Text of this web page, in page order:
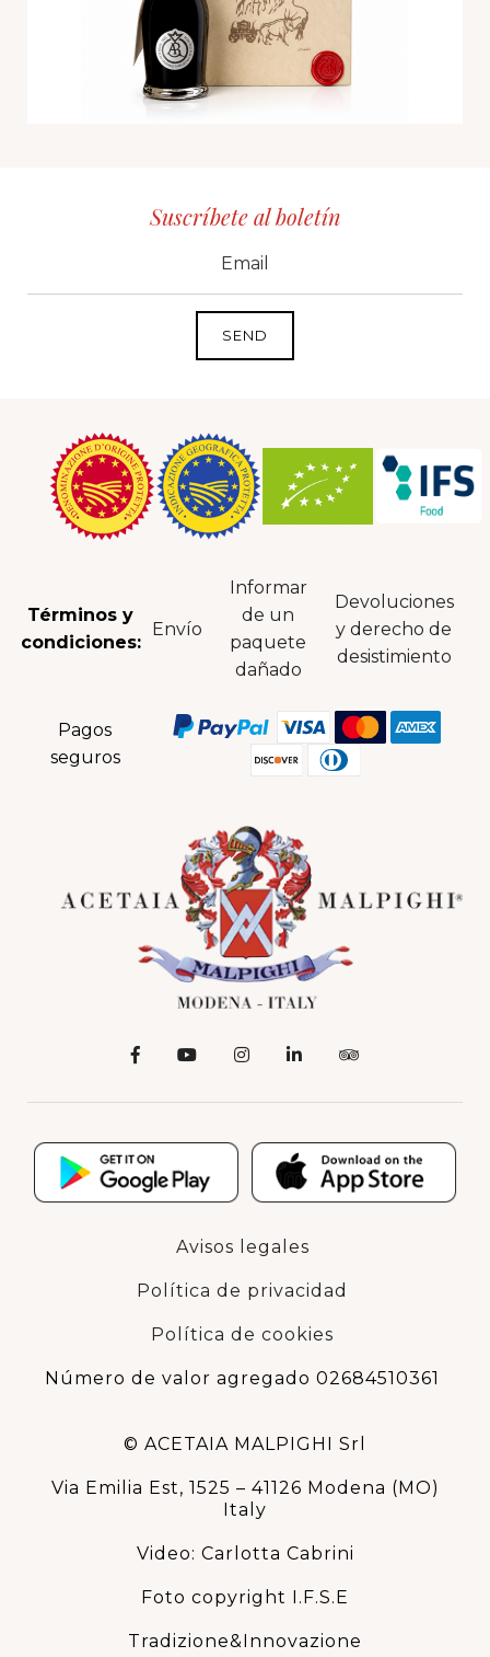
Suscríbete al boletín
Términos y
condiciones:
Envío
Informar
de un
paquete
dañado
Devoluciones
y derecho de
desistimiento
Pagos
seguros
Avisos legales
Política de privacidad
Política de cookies
Número de valor agregado 02684510361
© ACETAIA MALPIGHI Srl
Via Emilia Est, 1525 – 41126 Modena (MO)
Italy
Video: Carlotta Cabrini
Foto copyright I.F.S.E
Tradizione&Innovazione